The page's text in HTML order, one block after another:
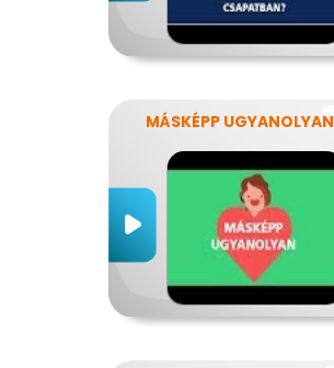
MÁSKÉPP UGYANOLYAN